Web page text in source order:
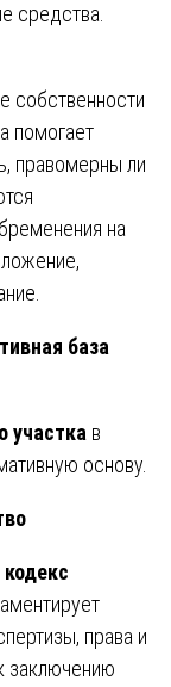
средства.
собственности
помогает
правомерны ли
на
база
участка в
основу.
права и
заключению